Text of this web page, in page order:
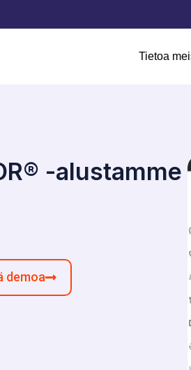
Tietoa
-alustamme
demoa